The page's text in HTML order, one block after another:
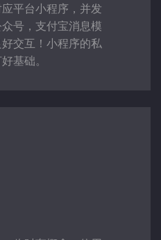
平台小程序，并发
号，支付宝消息模
交互！小程序的私
基础。